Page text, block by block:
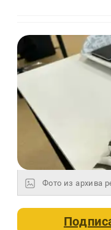
Фото из архива